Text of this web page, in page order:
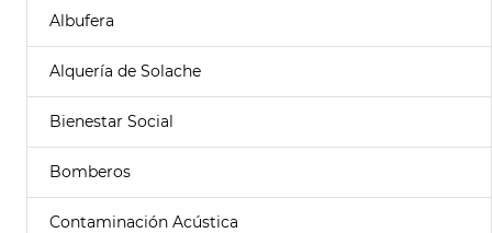
Albufera
Alquería de Solache
Bienestar Social
Bomberos
Contaminación Acústica